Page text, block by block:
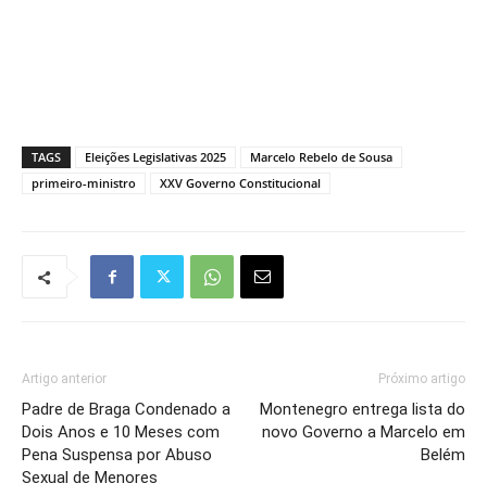
TAGS Eleições Legislativas 2025
Marcelo Rebelo de Sousa
primeiro-ministro
XXV Governo Constitucional
Artigo anterior
Padre de Braga Condenado a
Dois Anos e 10 Meses com
Pena Suspensa por Abuso
Sexual de Menores
Próximo artigo
Montenegro entrega lista do
novo Governo a Marcelo em
Belém